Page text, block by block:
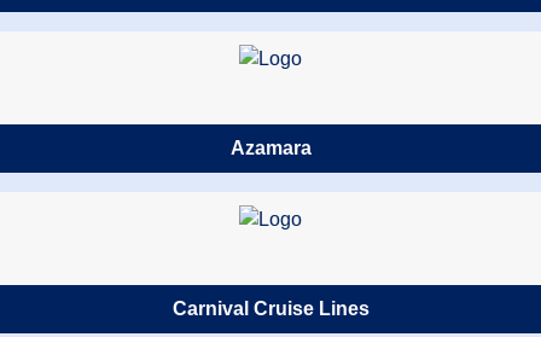
Azamara
Carnival Cruise Lines